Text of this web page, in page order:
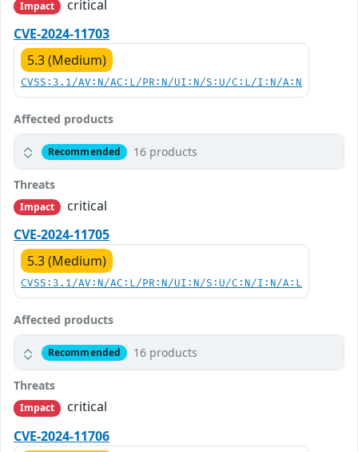
Impact
critical
CVE-2024-11703
5.3 (Medium)
CVSS:3.1/AV:N/AC:L/PR:N/UI:N/S:U/C:L/I:N/A:N
Affected products
Recommended 16 products
Threats
Impact
critical
CVE-2024-11705
5.3 (Medium)
CVSS:3.1/AV:N/AC:L/PR:N/UI:N/S:U/C:N/I:N/A:L
Affected products
Recommended 16 products
Threats
Impact
critical
CVE-2024-11706